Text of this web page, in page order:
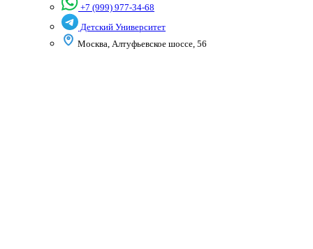
+7 (999) 977-34-68
Детский Университет
Москва, Алтуфьевское шоссе, 56